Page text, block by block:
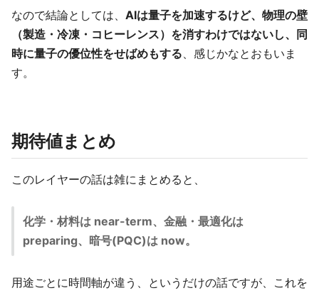
なので結論としては、 AIは量子を加速するけど、物理の壁
（製造・冷凍・コヒーレンス）を消すわけではないし、同
時に量子の優位性をせばめもする、感じかなとおもいま
す。
期待値まとめ
このレイヤーの話は雑にまとめると、
化学・材料は near-term、金融・最適化は
preparing、暗号(PQC)は now。
用途ごとに時間軸が違う、というだけの話ですが、これを